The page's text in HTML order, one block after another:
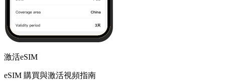
激活eSIM
eSIM 購買與激活視頻指南